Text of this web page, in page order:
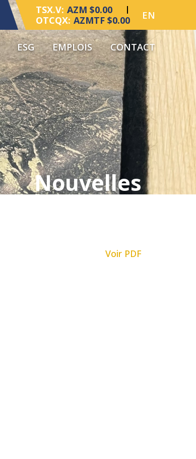
TSX.V: AZM $0.00
OTCQX: AZMTF $0.00 EN
ESG EMPLOIS CONTACT
Nouvelles
Voir PDF